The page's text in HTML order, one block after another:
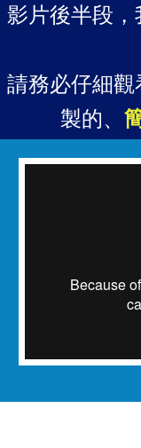
影片後半段，
請務必仔細
製的、